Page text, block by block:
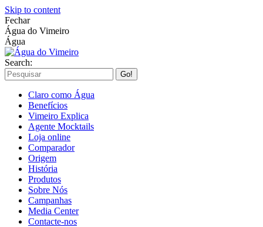
Skip to content
Fechar
Água do Vimeiro
Água
Search:
Claro como Água
Benefícios
Vimeiro Explica
Agente Mocktails
Loja online
Comparador
Origem
História
Produtos
Sobre Nós
Campanhas
Media Center
Contacte-nos